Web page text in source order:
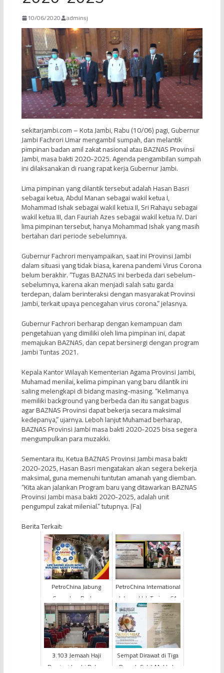
10/06/2020 adminsj
sekitarjambi.com – Kota Jambi, Rabu (10/06) pagi, Gubernur
Jambi Fachrori Umar mengambil sumpah, dan melantik
pimpinan badan amil zakat nasional atau BAZNAS Provinsi
Jambi, masa bakti 2020-2025. Agenda pengambilan sumpah
ini dilaksanakan di ruang rapat kerja Gubernur Jambi.
Lima pimpinan yang dilantik tersebut adalah Hasan Basri
sebagai ketua, Abdul Manan sebagai wakil ketua I,
Mohammad Ishak sebagai wakil ketua II, Sri Rahayu sebagai
wakil ketua III, dan Fauriah Azes sebagai wakil ketua IV. Dari
lima pimpinan tersebut, hanya Mohammad Ishak yang masih
bertahan dari periode sebelumnya.
Gubernur Fachrori menyampaikan, saat ini Provinsi Jambi
dalam situasi yang tidak biasa, karena pandemi Virus Corona
belum berakhir. “Tugas BAZNAS ini berbeda dari sebelum-
sebelumnya, karena akan menjadi salah satu garda
terdepan, dalam berinteraksi dengan masyarakat Provinsi
Jambi, terkait upaya pencegahan virus corona.” jelasnya.
Gubernur Fachrori berharap dengan kemampuan dam
pengetahuan yang dimiliki oleh lima pimpinan ini, dapat
memajukan BAZNAS, dan cepat bersinergi dengan program
Jambi Tuntas 2021.
Kepala Kantor Wilayah Kementerian Agama Provinsi Jambi,
Muhamad menilai, kelima pimpinan yang baru dilantik ini
saling melengkapi di bidang masing-masing. “Kelimanya
memiliki background yang berbeda dan itu sangat bagus
agar BAZNAS Provinsi dapat bekerja secara maksimal
kedepanya,” ujarnya. Leboh lanjut Muhamad berharap,
BAZNAS Provinsi Jambi masa bakti 2020-2025 bisa segera
mengumpulkan para muzakki.
Sementara itu, Ketua BAZNAS Provinsi Jambi masa bakti
2020-2025, Hasan Basri mengatakan akan segera bekerja
maksimal, guna memenuhi tuntutan amanah yang diemban.
“Kita akan jalankan Program baru yang ditawarkan BAZNAS
Provinsi Jambi masa bakti 2020-2025, adalah unit
pengumpul zakat milenial.” tutupnya. (Fa)
Berita Terkait:
PetroChina Jabung
Gaungkan Budaya
Selamat dan Aman Bagi
Seluruh Pekerja
PetroChina International
Jabung Ltd. Terima 61
Bidang dari Kantor
Pertanahan Tanjung ...
3.103 Jemaah Haji
Provinsi Jambi Pulang
Sempat Dirawat di Tiga
Rumah Sakit Mekkah,